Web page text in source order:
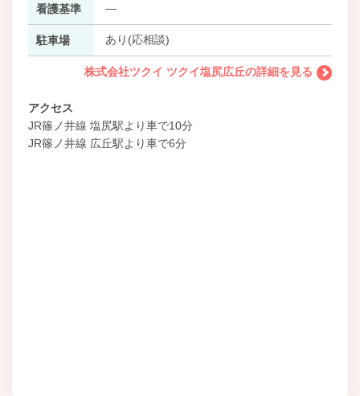
看護基準 ―
駐車場 あり(応相談)
株式会社ツクイ ツクイ塩尻広丘の詳細を見る
アクセス
JR篠ノ井線 塩尻駅より車で10分
JR篠ノ井線 広丘駅より車で6分